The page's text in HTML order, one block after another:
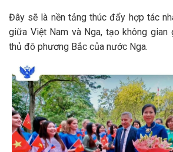
Đây sẽ là nền tảng thúc đẩy hợp tác
giữa Việt Nam và Nga, tạo không
thủ đô phương Bắc của nước Nga.